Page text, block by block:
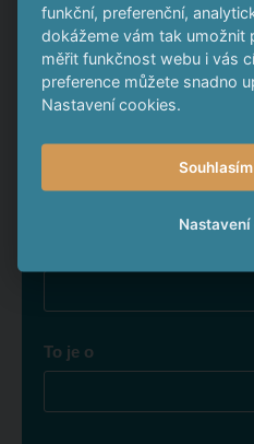
Zadejte částku, kterou
Roční úrok
To je o
funkční, preferenční,
dokážeme vám tak umožnit
měřit funkčnost webu i vás
preference můžete snadno
Nastavení cookies.